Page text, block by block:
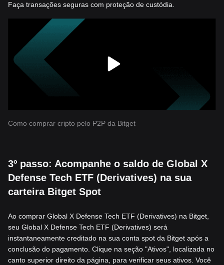
Faça transações seguras com proteção de custódia.
Como comprar cripto pelo P2P da Bitget
3º passo: Acompanhe o saldo de Global X
Defense Tech ETF (Derivatives) na sua
carteira Bitget Spot
Ao comprar Global X Defense Tech ETF (Derivatives) na Bitget,
seu Global X Defense Tech ETF (Derivatives) será
instantaneamente creditado na sua conta spot da Bitget após a
conclusão do pagamento. Clique na seção "Ativos", localizada no
canto superior direito da página, para verificar seus ativos. Você